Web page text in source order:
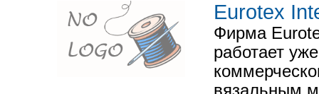
Eurotex
Фирма
работает